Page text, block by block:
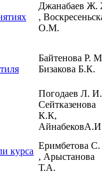
Джанабаев Ж.
,
О.М.
Байтенова Р.
Бизакова Б.К.
Погодаев Л.
Сейтказенова
К.К,
курса
Еримбетова
, Арыстанова
Т.А.